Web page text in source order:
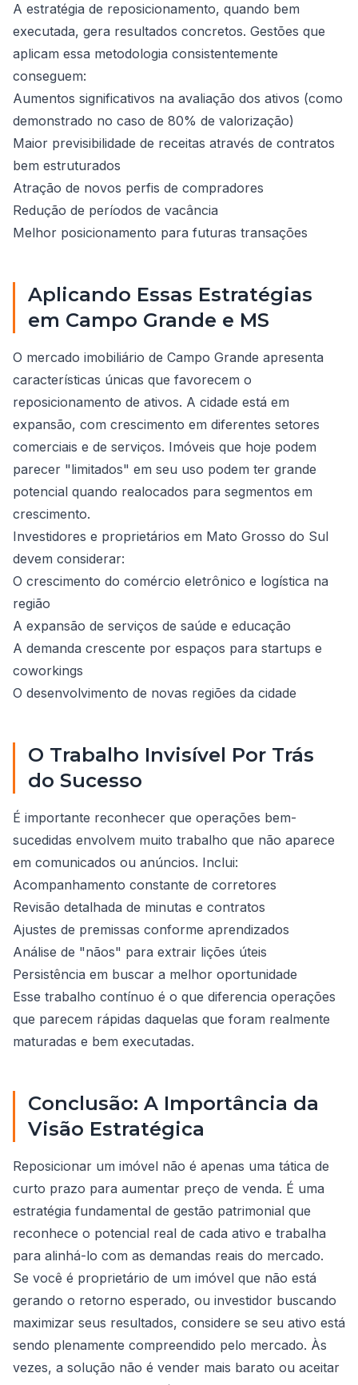
A estratégia de reposicionamento, quando bem
executada, gera resultados concretos. Gestões que
aplicam essa metodologia consistentemente
conseguem:
Aumentos significativos na avaliação dos ativos (como
demonstrado no caso de 80% de valorização)
Maior previsibilidade de receitas através de contratos
bem estruturados
Atração de novos perfis de compradores
Redução de períodos de vacância
Melhor posicionamento para futuras transações
Aplicando Essas Estratégias
em Campo Grande e MS
O mercado imobiliário de Campo Grande apresenta
características únicas que favorecem o
reposicionamento de ativos. A cidade está em
expansão, com crescimento em diferentes setores
comerciais e de serviços. Imóveis que hoje podem
parecer "limitados" em seu uso podem ter grande
potencial quando realocados para segmentos em
crescimento.
Investidores e proprietários em Mato Grosso do Sul
devem considerar:
O crescimento do comércio eletrônico e logística na
região
A expansão de serviços de saúde e educação
A demanda crescente por espaços para startups e
coworkings
O desenvolvimento de novas regiões da cidade
O Trabalho Invisível Por Trás
do Sucesso
É importante reconhecer que operações bem-
sucedidas envolvem muito trabalho que não aparece
em comunicados ou anúncios. Inclui:
Acompanhamento constante de corretores
Revisão detalhada de minutas e contratos
Ajustes de premissas conforme aprendizados
Análise de "nãos" para extrair lições úteis
Persistência em buscar a melhor oportunidade
Esse trabalho contínuo é o que diferencia operações
que parecem rápidas daquelas que foram realmente
maturadas e bem executadas.
Conclusão: A Importância da
Visão Estratégica
Reposicionar um imóvel não é apenas uma tática de
curto prazo para aumentar preço de venda. É uma
estratégia fundamental de gestão patrimonial que
reconhece o potencial real de cada ativo e trabalha
para alinhá-lo com as demandas reais do mercado.
Se você é proprietário de um imóvel que não está
gerando o retorno esperado, ou investidor buscando
maximizar seus resultados, considere se seu ativo está
sendo plenamente compreendido pelo mercado. Às
vezes, a solução não é vender mais barato ou aceitar